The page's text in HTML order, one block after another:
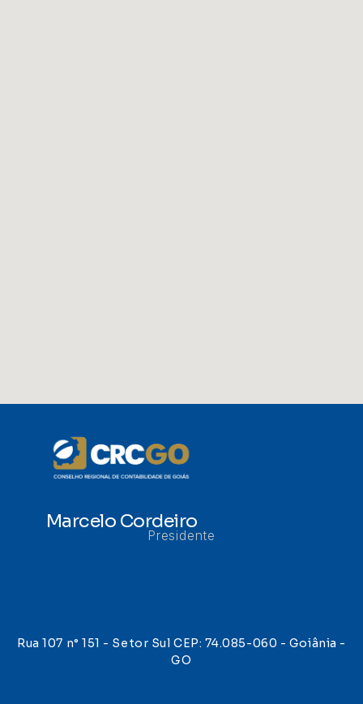
Marcelo Cordeiro
Presidente
Rua 107 n° 151 - Setor Sul CEP: 74.085-060 - Goiânia -
GO